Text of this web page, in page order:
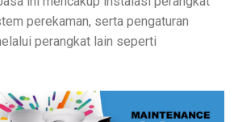
perekaman, serta pengaturan
perangkat lain seperti